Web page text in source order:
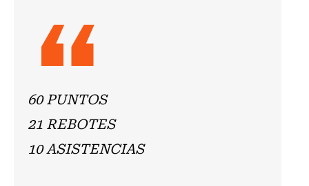
60 PUNTOS
21 REBOTES
10 ASISTENCIAS